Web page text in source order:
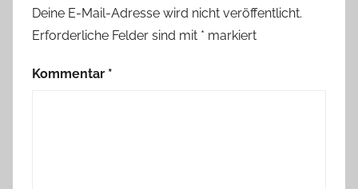
Deine E-Mail-Adresse wird nicht veröffentlicht.
Erforderliche Felder sind mit * markiert
Kommentar *